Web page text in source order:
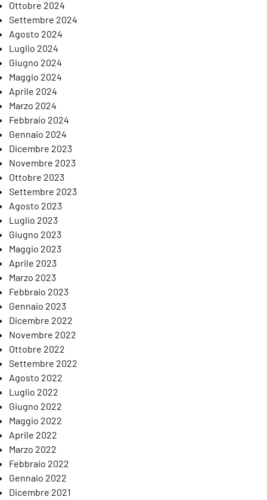
Ottobre 2024
Settembre 2024
Agosto 2024
Luglio 2024
Giugno 2024
Maggio 2024
Aprile 2024
Marzo 2024
Febbraio 2024
Gennaio 2024
Dicembre 2023
Novembre 2023
Ottobre 2023
Settembre 2023
Agosto 2023
Luglio 2023
Giugno 2023
Maggio 2023
Aprile 2023
Marzo 2023
Febbraio 2023
Gennaio 2023
Dicembre 2022
Novembre 2022
Ottobre 2022
Settembre 2022
Agosto 2022
Luglio 2022
Giugno 2022
Maggio 2022
Aprile 2022
Marzo 2022
Febbraio 2022
Gennaio 2022
Dicembre 2021